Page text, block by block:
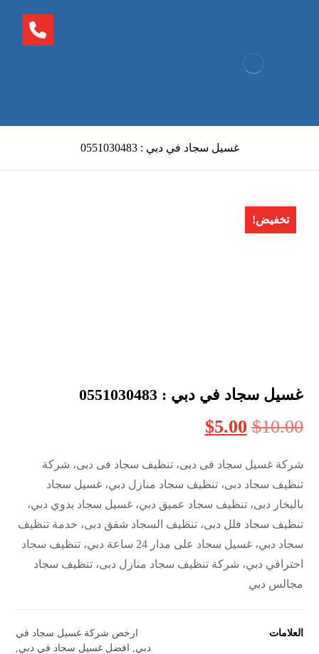
غسيل سجاد في دبي : 0551030483
تخفيض!
غسيل سجاد في دبي : 0551030483
$10.00
$5.00
شركة غسيل سجاد فى دبى، تنظيف سجاد فى دبى، شركة
تنظيف سجاد دبى، تنظيف سجاد منازل دبي، غسيل سجاد
بالبخار دبى، تنظيف سجاد عميق دبي، غسيل سجاد يدوي دبي،
تنظيف سجاد فلل دبى، تنظيف السجاد شقق دبى، خدمة تنظيف
سجاد دبي، غسيل سجاد على مدار 24 ساعة دبي، تنظيف سجاد
احترافي دبي، شركة تنظيف سجاد منازل دبى، تنظيف سجاد
مجالس دبي
العلامات
ارخص شركة غسيل سجاد في
دبي
افضل غسيل سجاد في دبي